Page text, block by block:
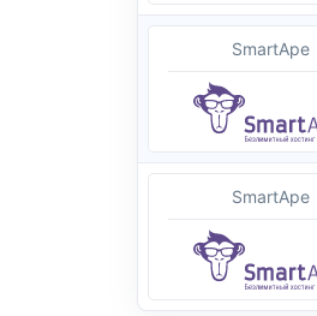
SmartApe
SmartApe